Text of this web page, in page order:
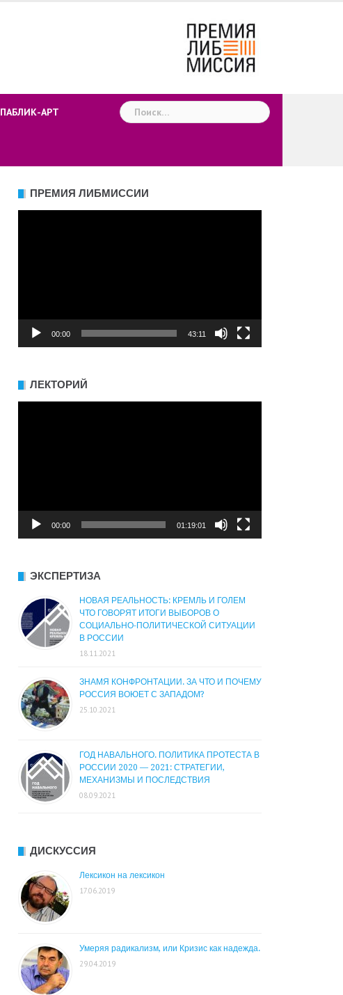
ПАБЛИК-АРТ Найти:
ПРЕМИЯ ЛИБМИССИИ
00:00 43:11
ЛЕКТОРИЙ
00:00 01:19:01
ЭКСПЕРТИЗА
НОВАЯ РЕАЛЬНОСТЬ: КРЕМЛЬ И ГОЛЕМ
ЧТО ГОВОРЯТ ИТОГИ ВЫБОРОВ О
СОЦИАЛЬНО-ПОЛИТИЧЕСКОЙ СИТУАЦИИ
В РОССИИ
18.11.2021
ЗНАМЯ КОНФРОНТАЦИИ. ЗА ЧТО И ПОЧЕМУ
РОССИЯ ВОЮЕТ С ЗАПАДОМ?
25.10.2021
ГОД НАВАЛЬНОГО. ПОЛИТИКА ПРОТЕСТА В
РОССИИ 2020 — 2021: СТРАТЕГИИ,
МЕХАНИЗМЫ И ПОСЛЕДСТВИЯ
08.09.2021
ДИСКУССИЯ
Лексикон на лексикон
17.06.2019
Умеряя радикализм, или Кризис как надежда.
29.04.2019